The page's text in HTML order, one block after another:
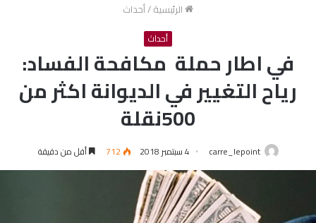
الرئيسية/أحداث
أحداث
في اطار حملة مكافحة الفساد:
رياح التغيير في الديوانة اكثر من
500نقلة
carre_lepoint 4 سبتمبر 2018 712 أقل من دقيقة